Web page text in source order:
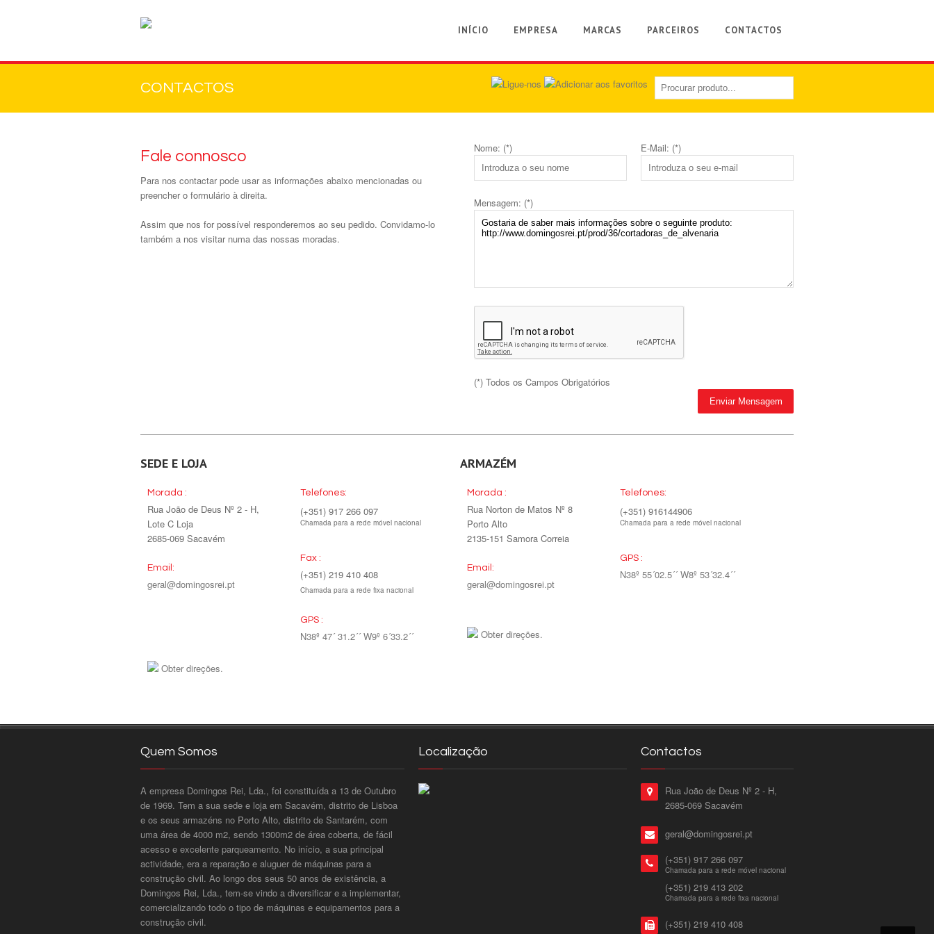
INÍCIO EMPRESA MARCAS PARCEIROS CONTACTOS
CONTACTOS
Fale connosco
Para nos contactar pode usar as informações abaixo mencionadas ou
preencher o formulário à direita.
Assim que nos for possível responderemos ao seu pedido. Convidamo-lo
também a nos visitar numa das nossas moradas.
Nome: (*) E-Mail: (*)
Mensagem: (*)
(*) Todos os Campos Obrigatórios
SEDE E LOJA
Morada :
Rua João de Deus Nº 2 - H,
Lote C Loja
2685-069 Sacavém
Email:
geral@domingosrei.pt
Telefones:
(+351) 917 266 097
Chamada para a rede móvel nacional
Fax :
(+351) 219 410 408
Chamada para a rede fixa nacional
GPS :
N38º 47´ 31.2´´ W9º 6´33.2´´
Obter direções.
ARMAZÉM
Morada :
Rua Norton de Matos Nº 8
Porto Alto
2135-151 Samora Correia
Email:
geral@domingosrei.pt
Telefones:
(+351) 916144906
Chamada para a rede móvel nacional
GPS :
N38º 55´02.5´´ W8º 53´32.4´´
Obter direções.
Quem Somos
A empresa Domingos Rei, Lda., foi constituída a 13 de Outubro
de 1969. Tem a sua sede e loja em Sacavém, distrito de Lisboa
e os seus armazéns no Porto Alto, distrito de Santarém, com
uma área de 4000 m2, sendo 1300m2 de área coberta, de fácil
acesso e excelente parqueamento. No início, a sua principal
actividade, era a reparação e aluguer de máquinas para a
construção civil. Ao longo dos seus 50 anos de existência, a
Domingos Rei, Lda., tem-se vindo a diversificar e a implementar,
comercializando todo o tipo de máquinas e equipamentos para a
construção civil.
Localização Contactos
Rua João de Deus Nº 2 - H,
2685-069 Sacavém
geral@domingosrei.pt
(+351) 917 266 097
Chamada para a rede móvel nacional
(+351) 219 413 202
Chamada para a rede fixa nacional
(+351) 219 410 408